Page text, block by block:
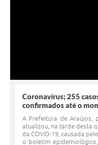
Coronavírus; 255
confirmados até o
A Prefeitura de Araújos,
atualizou, na tarde desta
da COVID-19, causada
o boletim